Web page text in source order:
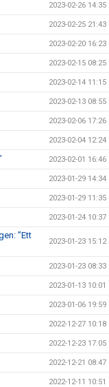
2023-02-26 14:35
2023-02-25 21:43
2023-02-20 16:23
2023-02-15 08:25
2023-02-14 11:15
2023-02-13 08:55
2023-02-06 17:26
2023-02-04 12:24
2023-02-01 16:46
2023-01-29 14:34
2023-01-29 11:35
2023-01-24 10:37
”Ett
2023-01-23 15:12
2023-01-23 08:33
2023-01-13 10:01
2023-01-06 19:59
2022-12-27 10:18
2022-12-23 17:05
2022-12-21 08:47
2022-12-11 10:51